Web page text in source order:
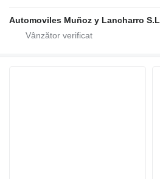
Automoviles Muñoz y Lancharro S.L